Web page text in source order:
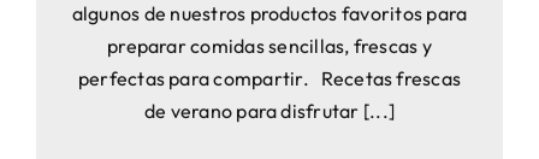
algunos de nuestros productos favoritos para
preparar comidas sencillas, frescas y
perfectas para compartir. Recetas frescas
de verano para disfrutar [...]